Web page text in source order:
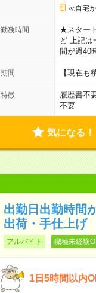
≪自宅か
勤務時間
★スター
ど 上記
間が週40
期間 【現在
特徴 履歴書不
不要
気になる！
出勤日出勤時間
出荷・手仕上げ
アルバイト 職種未経験
1日5時間以内